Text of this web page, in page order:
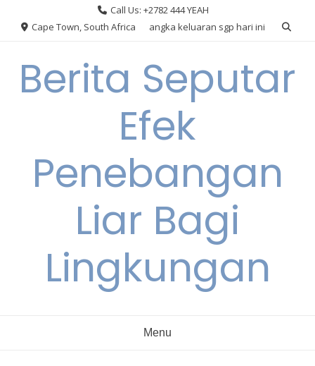
Call Us: +2782 444 YEAH
Cape Town, South Africa
angka keluaran sgp hari ini
Berita Seputar
Efek
Penebangan
Liar Bagi
Lingkungan
Menu